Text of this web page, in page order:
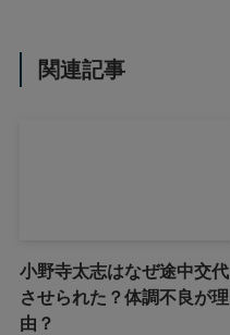
関連記事
小野寺太志はなぜ途中交代
させられた？体調不良が理
由？